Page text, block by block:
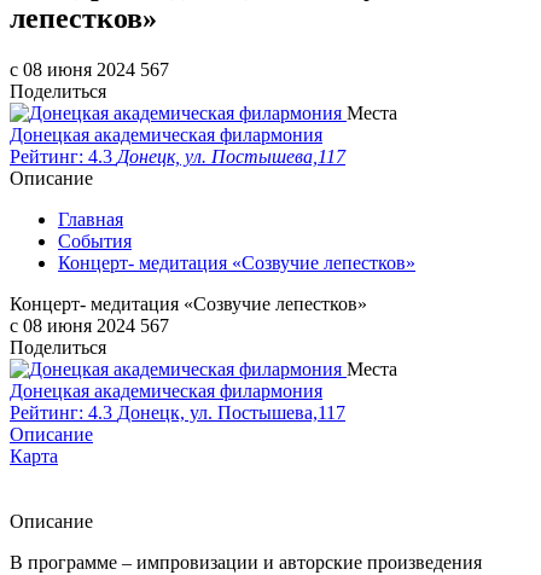
лепестков»
c 08 июня 2024 567
Поделиться
Места
Донецкая академическая филармония
Рейтинг: 4.3 Донецк, ул. Постышева,117
Описание
Главная
События
Концерт- медитация «Созвучие лепестков»
Концерт- медитация «Созвучие лепестков»
c 08 июня 2024 567
Поделиться
Места
Донецкая академическая филармония
Рейтинг: 4.3 Донецк, ул. Постышева,117
Описание
Карта
Описание
В программе – импровизации и авторские произведения